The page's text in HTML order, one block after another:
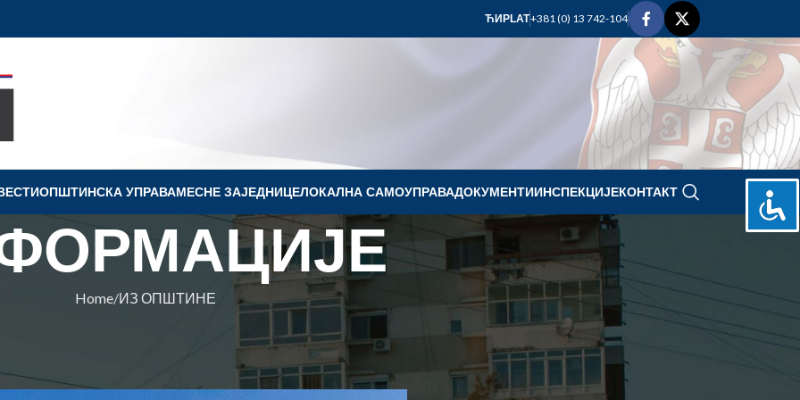
ЋИРLAT+381 (0) 13 742-104
OПШТИНСКА УПРАВАМЕСНЕ ЗАЈЕДНИЦЕЛОКАЛНА САМОУПРАВАДОКУМЕНТИИНСПЕКЦИЈЕКОНТАКТ
Home ИЗ ОПШТИНЕ
комараца – 31. јул 2025.
Ковин
jul 2025.
U S Č P
1 2 3 4